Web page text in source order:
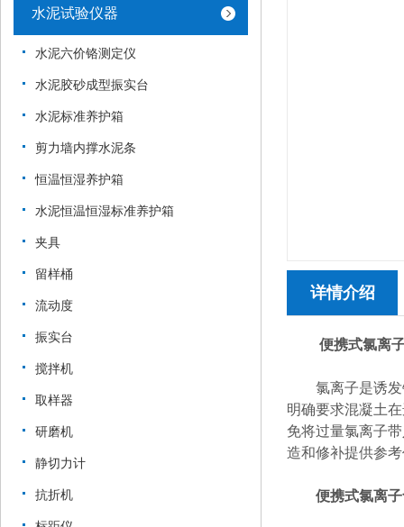
水泥试验仪器
水泥六价铬测定仪
水泥胶砂成型振实台
水泥标准养护箱
剪力墙内撑水泥条
恒温恒湿养护箱
水泥恒温恒湿标准养护箱
夹具
留样桶
流动度
振实台
搅拌机
取样器
研磨机
静切力计
抗折机
详情介绍
便携式氯离
氯离子是诱发钢
明确要求混凝土
免将过量氯离子
造和修补提供参
便携式氯离